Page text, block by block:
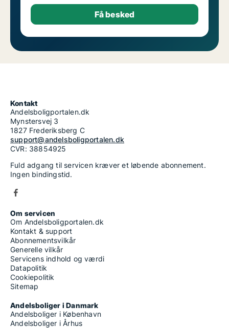
Kontakt
Andelsboligportalen.dk
Mynstersvej 3
1827 Frederiksberg C
support@andelsboligportalen.dk
CVR: 38854925
Fuld adgang til servicen kræver et løbende abonnement.
Ingen bindingstid.
Om servicen
Om Andelsboligportalen.dk
Kontakt & support
Abonnementsvilkår
Generelle vilkår
Servicens indhold og værdi
Datapolitik
Cookiepolitik
Sitemap
Andelsboliger i Danmark
Andelsboliger i København
Andelsboliger i Århus